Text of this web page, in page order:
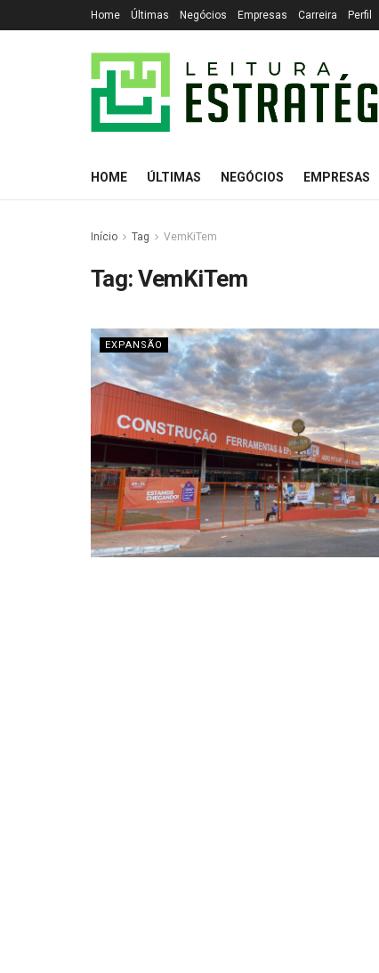
Home Últimas Negócios Empresas Carreira Perfil
HOME ÚLTIMAS NEGÓCIOS EMPRESAS
Início Tag VemKiTem
Tag:VemKiTem
EXPANSÃO